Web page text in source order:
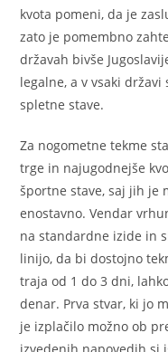
kvota pomeni, da je
zato je pomembno
državah bivše
legalne, a v vsaki
spletne stave.
Za nogometne tekme
trge in najugodnejše
športne stave, saj jih je
enostavno. Vendar
na standardne izide in
linijo, da bi dostojno
traja od 1 do 3 dni,
denar. Prva stvar, ki jo
je izplačilo možno ob